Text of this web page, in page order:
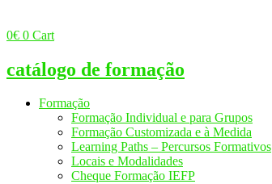
0€ 0 Cart
catálogo de formação
Formação
Formação Individual e para Grupos
Formação Customizada e à Medida
Learning Paths – Percursos Formativos
Locais e Modalidades
Cheque Formação IEFP